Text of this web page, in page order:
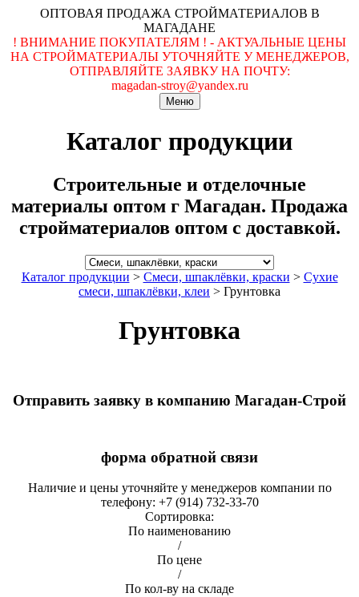
ОПТОВАЯ ПРОДАЖА СТРОЙМАТЕРИАЛОВ В
МАГАДАНЕ
! ВНИМАНИЕ ПОКУПАТЕЛЯМ ! - АКТУАЛЬНЫЕ ЦЕНЫ
НА СТРОЙМАТЕРИАЛЫ УТОЧНЯЙТЕ У МЕНЕДЖЕРОВ,
ОТПРАВЛЯЙТЕ ЗАЯВКУ НА ПОЧТУ:
magadan-stroy@yandex.ru
Меню
Каталог продукции
Строительные и отделочные
материалы оптом г Магадан. Продажа
стройматериалов оптом с доставкой.
Каталог продукции > Смеси, шпаклёвки, краски > Сухие
смеси, шпаклёвки, клеи > Грунтовка
Грунтовка
Отправить заявку в компанию Магадан-Строй
форма обратной связи
Наличие и цены уточняйте у менеджеров компании по
телефону: +7 (914) 732-33-70
Сортировка:
По наименованию
/
По цене
/
По кол-ву на складе